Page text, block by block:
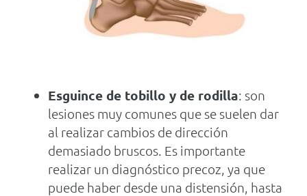
Esguince de tobillo y de rodilla: son
lesiones muy comunes que se suelen dar
al realizar cambios de dirección
demasiado bruscos. Es importante
realizar un diagnóstico precoz, ya que
puede haber desde una distensión, hasta